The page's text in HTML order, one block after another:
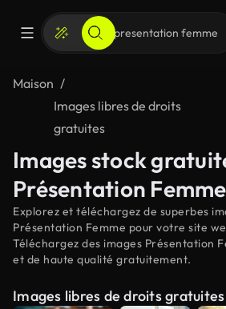
Maison
Images libres de droits
gratuites
Images stock
Présentation Femme
Explorez et téléchargez de superbes
Présentation Femme pour votre site
Téléchargez des images Présentation
et de haute qualité gratuitement.
Images libres de droits gratuites